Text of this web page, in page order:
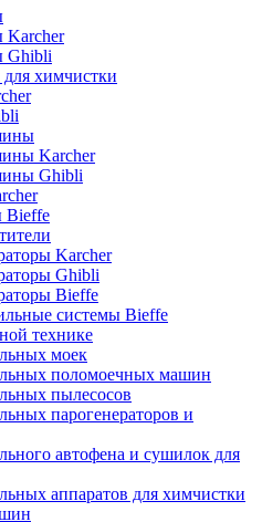
Karcher
Ghibli
химчистки
Karcher
Ghibli
Bieffe
Karcher
Ghibli
Bieffe
системы Bieffe
технике
моек
поломоечных машин
пылесосов
парогенераторов и
автофена и сушилок для
аппаратов для химчистки